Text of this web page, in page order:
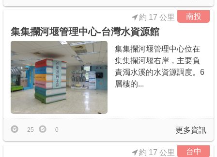
南投
集集攔河堰管理中心-台灣水資源館
約 17 公里
集集攔河堰管理中心位在
集集攔河堰右岸，主要負
責濁水溪的水資源調度。6
層樓的...
更多資訊
25 0
台中
約 17 公里